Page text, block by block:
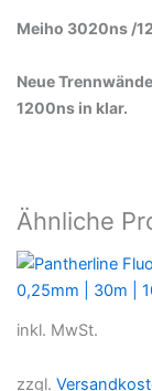
Meiho 3020ns /
Neue
1200ns in klar.
Ähnliche
inkl. MwSt.
zzgl.